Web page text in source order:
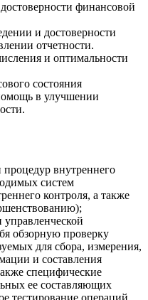
финансовой
и достоверности
отчетности.
и оптимальности
состояния
в улучшении
внутреннего
систем
контроля, а также
обзорную проверку
для сбора, измерения,
и составления
специфические
ее составляющих
тестирование операций,